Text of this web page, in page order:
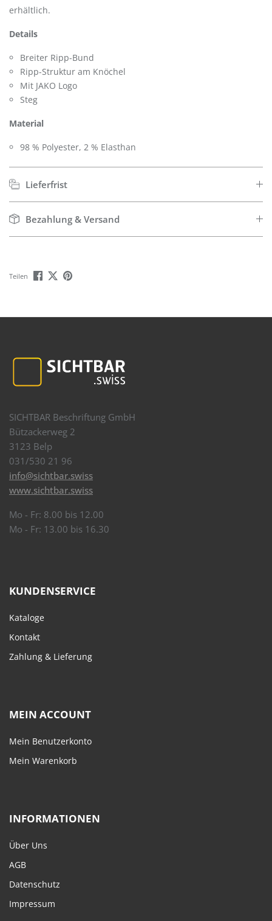
erhältlich.
Details
Breiter Ripp-Bund
Ripp-Struktur am Knöchel
Mit JAKO Logo
Steg
Material
98 % Polyester, 2 % Elasthan
Lieferfrist
Bezahlung & Versand
Teilen
SICHTBAR Beschriftung GmbH
Bützackerweg 2
3123 Belp
031/530 21 96
info@sichtbar.swiss
www.sichtbar.swiss
Mo - Fr: 8.00 bis 12.00
Mo - Fr: 13.00 bis 16.30
KUNDENSERVICE
Kataloge
Kontakt
Zahlung & Lieferung
MEIN ACCOUNT
Mein Benutzerkonto
Mein Warenkorb
INFORMATIONEN
Über Uns
AGB
Datenschutz
Impressum